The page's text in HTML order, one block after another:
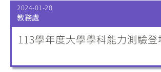
2024-01-20
教務處
113學年度大學學科能力測驗登